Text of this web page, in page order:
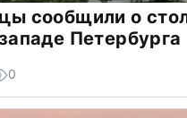
сообщили о
Петербурга
0